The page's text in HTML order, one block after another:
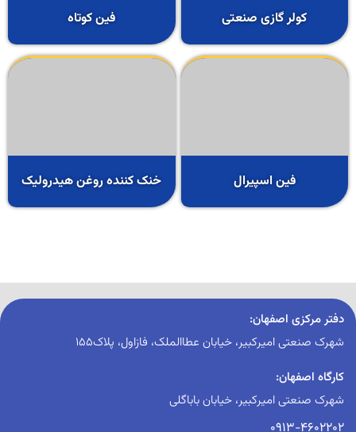
کولر گازی صنعتی فین کوتاه
فین اسپیرال خنک کننده روغن هیدرولیک
دفتر مرکزی اصفهان:
شهرک صنعتی امیرکبیر، خیابان عطاالملک، فازاول، پلاک155
کارگاه اصفهان:
شهرک صنعتی امیرکبیر، خیابان باباگلی